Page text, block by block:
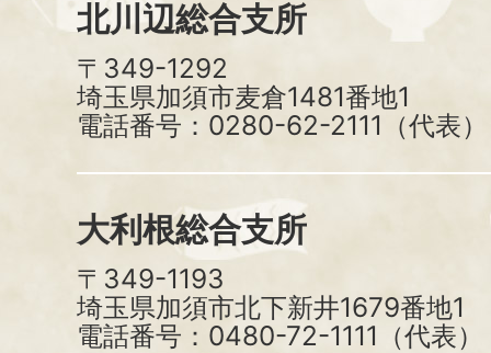
北川辺総合支所
〒349-1292
埼玉県加須市麦倉1481番地1
電話番号：0280-62-2111（代表）
大利根総合支所
〒349-1193
埼玉県加須市北下新井1679番地1
電話番号：0480-72-1111（代表）